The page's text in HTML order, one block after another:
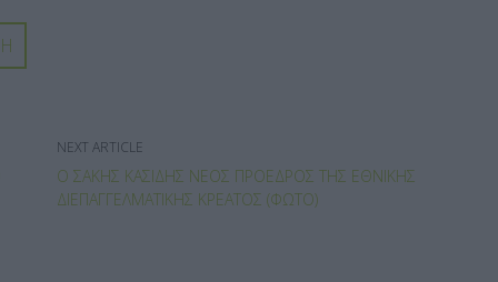
NEXT ARTICLE
Ο ΣΆΚΗΣ ΚΑΣΊΔΗΣ ΝΈΟΣ ΠΡΌΕΔΡΟΣ ΤΗΣ ΕΘΝΙΚΉΣ
ΔΙΕΠΑΓΓΕΛΜΑΤΙΚΉΣ ΚΡΈΑΤΟΣ (ΦΩΤΟ)